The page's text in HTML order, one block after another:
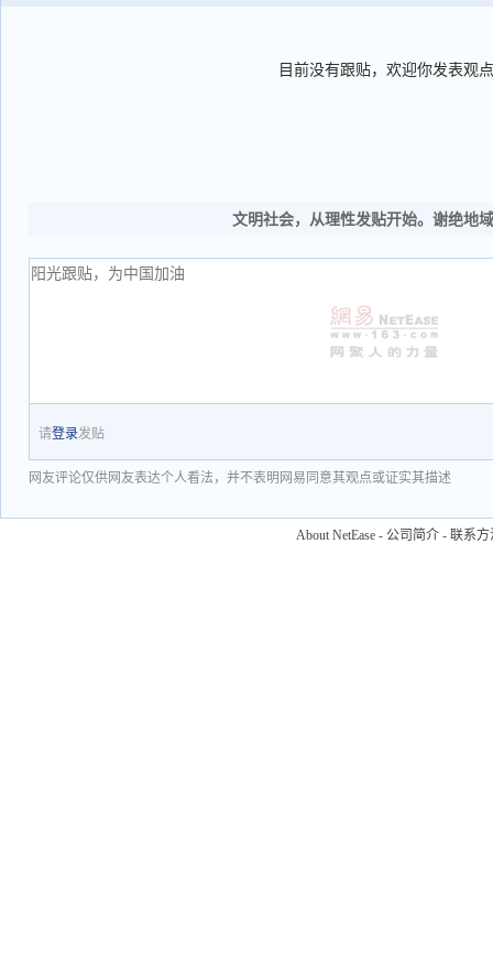
目前没有跟贴，欢迎你发表观点
文明社会，从理性发贴开始。谢绝地
请登录发贴
网友评论仅供网友表达个人看法，并不表明网易同意其观点或证实其描述
About NetEase - 公司简介 - 联系方